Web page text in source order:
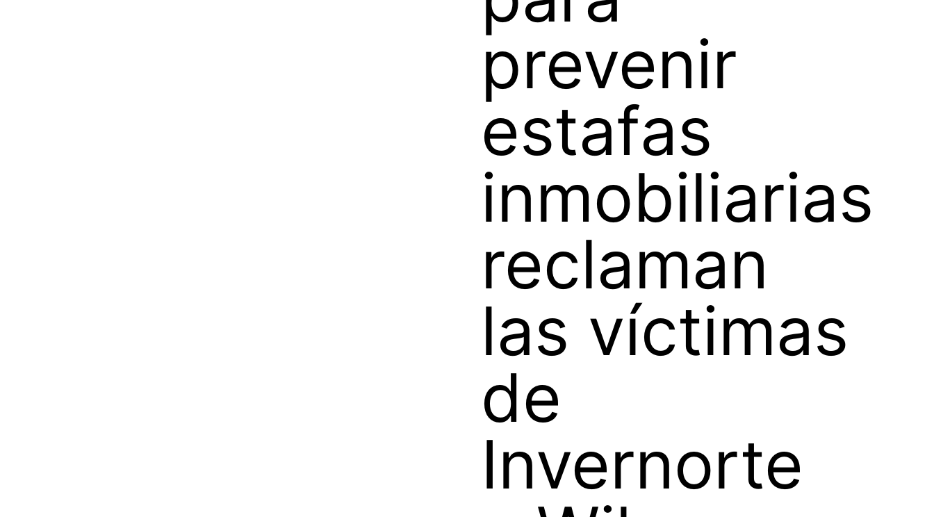
prevenir
estafas
inmobiliarias
reclaman
las víctimas
de
Invernorte